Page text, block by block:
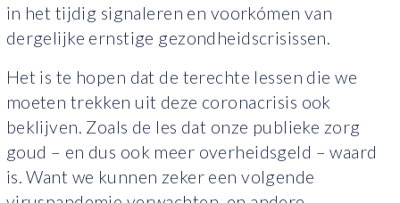
in het tijdig signaleren en voorkómen van
dergelijke ernstige gezondheidscrisissen.
Het is te hopen dat de terechte lessen die we
moeten trekken uit deze coronacrisis ook
beklijven. Zoals de les dat onze publieke zorg
goud – en dus ook meer overheidsgeld – waard
is. Want we kunnen zeker een volgende